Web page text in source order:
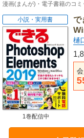
漫画(まんが)・電子書籍のコ
で
樋
小説・実用書
1巻配信中